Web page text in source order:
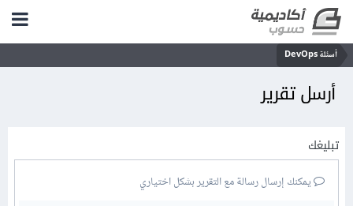
أسئلة DevOps
أرسل تقرير
تبليغك
يمكنك إرسال رسالة مع التقرير بشكل اختياري